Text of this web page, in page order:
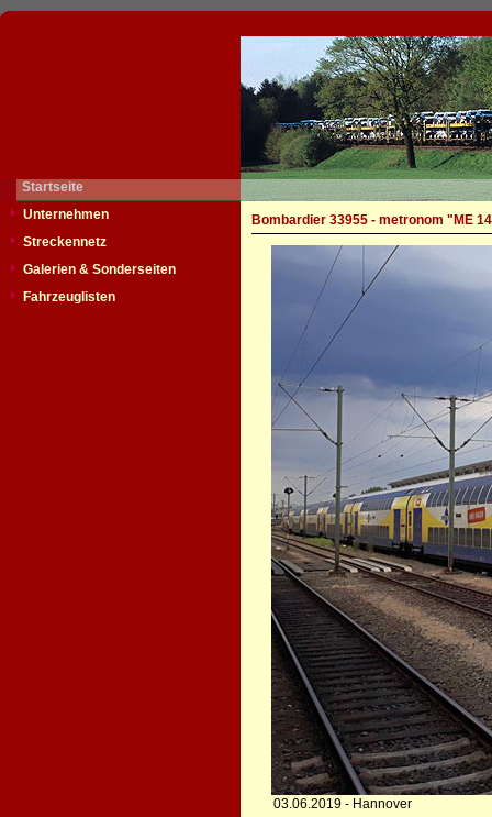
Startseite
Unternehmen
Streckennetz
Galerien & Sonderseiten
Fahrzeuglisten
Bombardier 33955 - metronom "ME
03.06.2019 - Hannover